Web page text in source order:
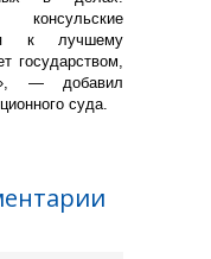
к лучшему
государством,
— добавил
суда.